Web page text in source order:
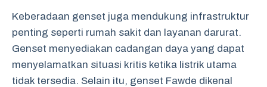
Keberadaan genset juga mendukung infrastruktur
penting seperti rumah sakit dan layanan darurat.
Genset menyediakan cadangan daya yang dapat
menyelamatkan situasi kritis ketika listrik utama
tidak tersedia. Selain itu, genset Fawde dikenal